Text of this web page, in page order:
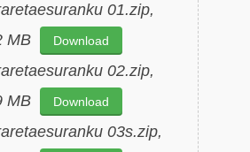
01.zip,
MB
Download
02.zip,
MB
Download
03s.zip,